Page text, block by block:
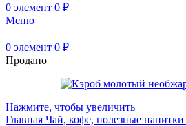
0 элемент 0 ₽
Меню
0 элемент 0 ₽
Продано
Нажмите, чтобы увеличить
Главная Чай, кофе, полезные напитки